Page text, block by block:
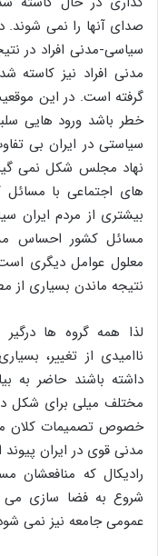
صدای آنها را نمی شوند.
سیاسی-مدنی افراد در
مدنی افراد نیز کاسته
گرفته است. در این
خطر باشد ورود هایی
سیاستی در ایران بی
نهاد مجلس شکل نمی
های اجتماعی با مسائل
بیشتری از مردم ایران
مسائل کشور احساس
معلول عوامل دیگری
نتیجه ماندن بسیاری از
لذا همه گروه ها
ناامیدی از تغییر،
داشته باشند حاضر به
مختلف میلی برای شکل
خصوص تصمیمات کلان
مدنی قوی در ایران
رادیکال که
شروع به فضا سازی می
عمومی جامعه نیز نمی